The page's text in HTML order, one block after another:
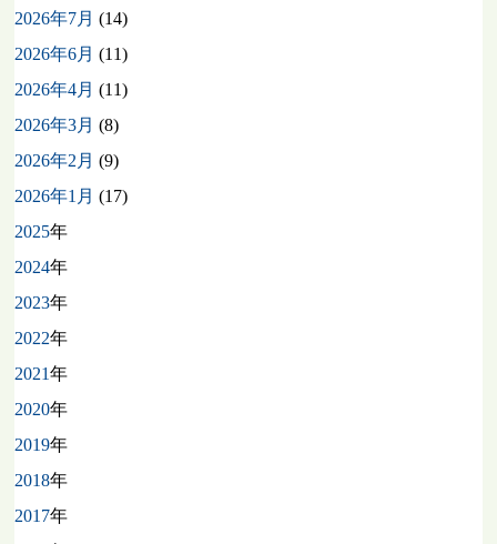
2026年7月 (14)
2026年6月 (11)
2026年4月 (11)
2026年3月 (8)
2026年2月 (9)
2026年1月 (17)
2025年
2024年
2023年
2022年
2021年
2020年
2019年
2018年
2017年